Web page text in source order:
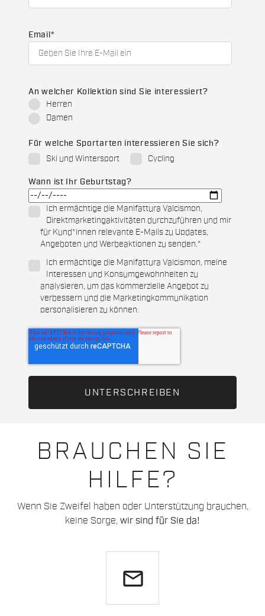
BRAUCHEN SIE
HILFE?
Wenn Sie Zweifel haben oder Unterstützung brauchen,
keine Sorge, wir sind für Sie da!
email
Email *
An welcher Kollektion sind Sie interessiert?
Herren
Damen
Für welche Sportarten interessieren Sie sich?
Ski und Wintersport
Cycling
Wann ist Ihr Geburtstag?
Ich ermächtige die Manifattura Valcismon,
Direktmarketingaktivitäten durchzuführen und mir
für Kund*innen relevante E-Mails zu Updates,
Angeboten und Werbeaktionen zu senden.*
Ich ermächtige die Manifattura Valcismon, meine
Interessen und Konsumgewohnheiten zu
analysieren, um das kommerzielle Angebot zu
verbessern und die Marketingkommunikation
personalisieren zu können.